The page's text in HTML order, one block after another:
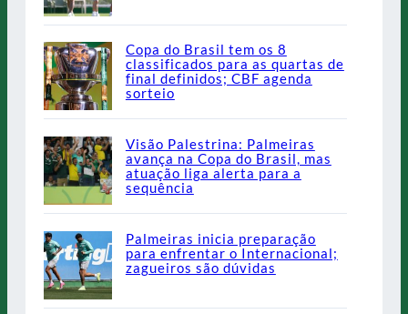
Copa do Brasil tem os 8
classificados para as quartas de
final definidos; CBF agenda
sorteio
Visão Palestrina: Palmeiras
avança na Copa do Brasil, mas
atuação liga alerta para a
sequência
Palmeiras inicia preparação
para enfrentar o Internacional;
zagueiros são dúvidas